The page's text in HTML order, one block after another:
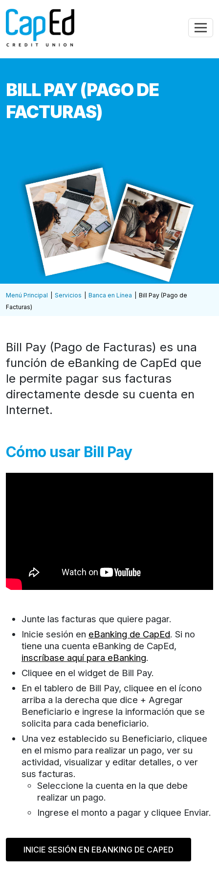
Saltar al contenido principal
BILL PAY (PAGO DE
FACTURAS)
Menú Principal Servicios Banca en Línea
Bill Pay (Pago de
Facturas)
Bill Pay (Pago de Facturas) es una
función de eBanking de CapEd que
le permite pagar sus facturas
directamente desde su cuenta en
Internet.
Cómo usar Bill Pay
Junte las facturas que quiere pagar.
Inicie sesión en eBanking de CapEd. Si no
tiene una cuenta eBanking de CapEd,
inscríbase aquí para eBanking.
Cliquee en el widget de Bill Pay.
En el tablero de Bill Pay, cliquee en el ícono
arriba a la derecha que dice + Agregar
Beneficiario e ingrese la información que se
solicita para cada beneficiario.
Una vez establecido su Beneficiario, cliquee
en el mismo para realizar un pago, ver su
actividad, visualizar y editar detalles, o ver
sus facturas.
Seleccione la cuenta en la que debe
realizar un pago.
Ingrese el monto a pagar y cliquee Enviar.
INICIE SESIÓN EN EBANKING DE CAPED